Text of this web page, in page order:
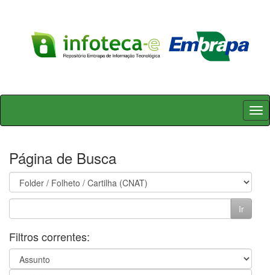
Skip
Página de Busca
Filtros correntes: